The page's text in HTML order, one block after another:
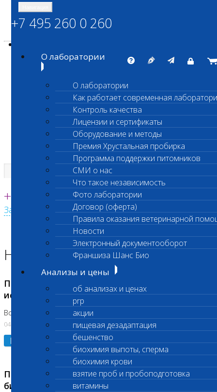
ШАНС БИО
Независимая ветеринарная лаборатория
Единая круглосуточная справочная
+7 495 260 0 260
Заказать звонок с сайта
+7 495 260 0 260
О лаборатории
О лаборатории
Как работает современная
Контроль качества
Лицензии и сертификаты
Оборудование и методы
Премия Хрустальная пробирка
Программа поддержки питомников
СМИ о нас
Что такое независимость
Фото лаборатории
Договор (оферта)
Правила оказания ветеринарной
Новости
Электронный документооборот
Франшиза Шанс Био
Анализы и цены
об анализах и ценах
prp
акции
пищевая дезадаптация
бешенство
биохимия выпоты, сперма
биохимия крови
взятие проб и пробоподготовка
витамины
Главная страница
Новости лаборатории
Приостановка срочных биохимических
исследований
Во Владыкино
04.08.2026
Подробнее
Приостановлено выполнение срочных
биохимических исследований